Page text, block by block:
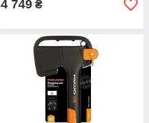
4 749 ₴